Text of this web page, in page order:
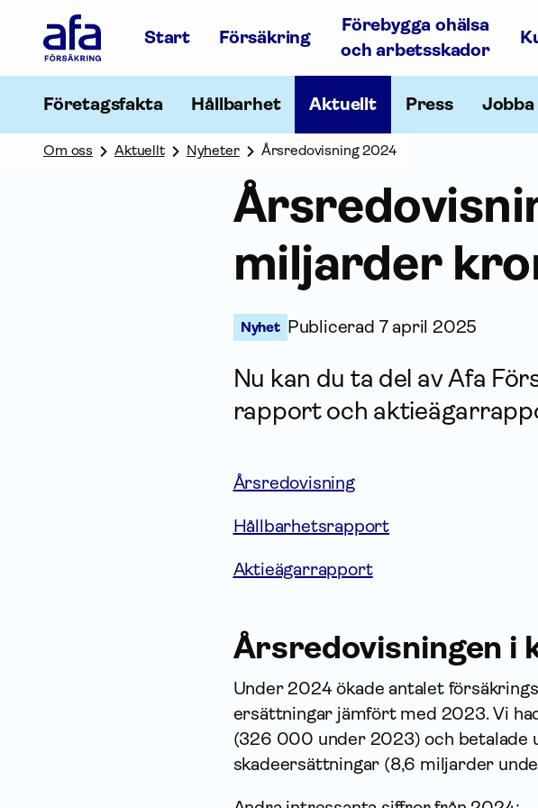
Försäkring
Gå
startsidan
Start Försäkring
Förebygga ohälsa
och arbetsskador
Företagsfakta Hållbarhet Aktuellt Press Jobba
Om oss Aktuellt Nyheter Årsredovisning 2024
miljarder
Nyhet Publicerad 7 april 2025
Nu kan du ta del av Afa
rapport och
Årsredovisning
Hållbarhetsrapport
Aktieägarrapport
Års­redovisningen i
Under 2024 ökade antalet
ersättningar jämfört med 2023. Vi
(326 000 under 2023) och betalade
skadeersättningar (8,6 miljarder